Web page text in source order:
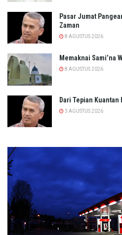
Pasar Jumat
Zaman
8 AGUSTUS 2026
Memaknai Sami’na
8 AGUSTUS 2026
Dari Tepian
3 AGUSTUS 2026